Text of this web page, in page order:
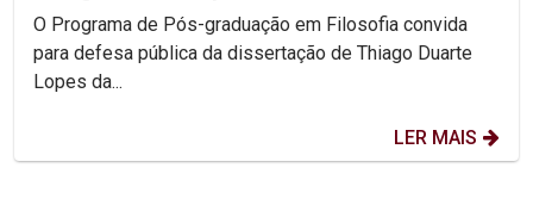
O Programa de Pós-graduação em Filosofia convida
para defesa pública da dissertação de Thiago Duarte
Lopes da...
LER MAIS